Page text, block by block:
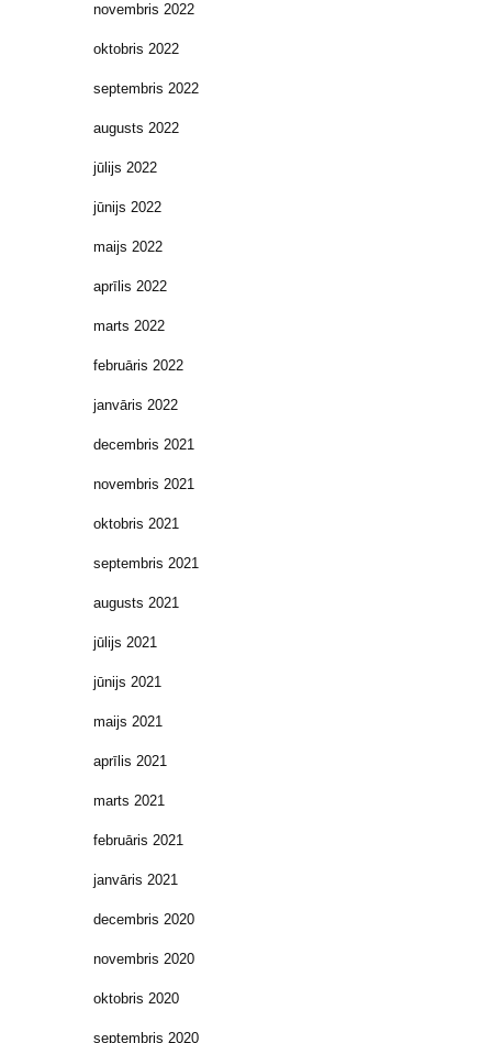
novembris 2022
oktobris 2022
septembris 2022
augusts 2022
jūlijs 2022
jūnijs 2022
maijs 2022
aprīlis 2022
marts 2022
februāris 2022
janvāris 2022
decembris 2021
novembris 2021
oktobris 2021
septembris 2021
augusts 2021
jūlijs 2021
jūnijs 2021
maijs 2021
aprīlis 2021
marts 2021
februāris 2021
janvāris 2021
decembris 2020
novembris 2020
oktobris 2020
septembris 2020